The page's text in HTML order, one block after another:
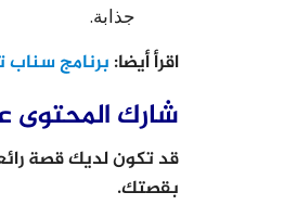
جذابة.
اقرأ أيضا: برنامج
شارك المحتوى
قد تكون لديك قصة
بقصتك.